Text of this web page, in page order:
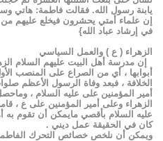
يابنة رسول الله. فقالت فاطمة: هاتي
إن علماء أمتي يحشرون فيخلع عليهم
في إرشاد عباد الله}
الزهراء ( ع ) والعمل السياسي
إن مدرسة أهل البيت عليهم السلام
أبوابها ، أي من الصراع على المنصب
الخلافة ، فبعد وفاة الرسول الأعظم
أمير المؤمنين على عليه السلام ،
الزهراء وعلى أمير المؤمنين على ع
عليه السلام بأقصي مايمكن أن تقوم به
كان في الحقيقة عمل ديني .
ويمكن أن نلخص خصائص التحرك